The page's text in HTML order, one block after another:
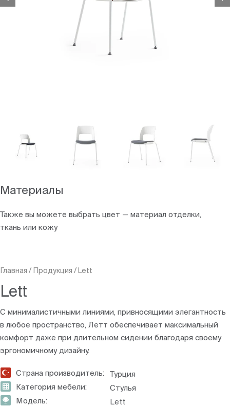
Материалы
Также вы можете выбрать цвет — материал отделки,
ткань или кожу
Главная / Продукция / Lett
Lett
С минималистичными линиями, привносящими элегантность
в любое пространство, Летт обеспечивает максимальный
комфорт даже при длительном сидении благодаря своему
эргономичному дизайну.
Страна производитель:
Турция
Категория мебели:
Стулья
Модель:
Lett